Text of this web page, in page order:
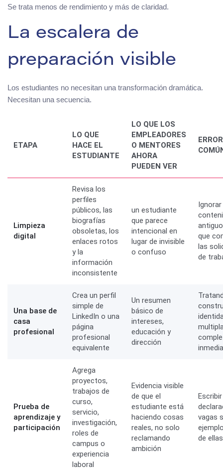
Se trata menos de rendimiento y más de claridad.
La escalera de
preparación visible
Los estudiantes no necesitan una transformación dramática.
Necesitan una secuencia.
ETAPA
LO QUE
HACE EL
ESTUDIANTE
LO QUE LOS
EMPLEADORES
O MENTORES
AHORA
PUEDEN VER
ERROR
Limpieza
digital
Revisa los
perfiles
públicos, las
biografías
obsoletas, los
enlaces rotos
y la
información
inconsistente
un estudiante
que parece
intencional en
lugar de invisible
o confuso
Ignorar
que
las
de
Una base de
casa
profesional
Crea un perfil
simple de
LinkedIn o una
página
profesional
equivalente
Un resumen
básico de
intereses,
educación y
dirección
Prueba de
aprendizaje y
participación
Agrega
proyectos,
trabajos de
curso,
servicio,
investigación,
roles de
campus o
experiencia
laboral
Evidencia visible
de que el
estudiante está
haciendo cosas
reales, no solo
reclamando
ambición
Escribir
vagas
de ellas